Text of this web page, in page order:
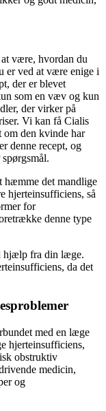
være, hvordan du
er ved at være enige i
der er blevet
som en væv og kun
der virker på
Vi kan få Cialis
om den kvinde har
denne recept, og
hæmme det mandlige
hjerteinsufficiens, så
for
denne type
hjælp fra din læge.
da det
med en læge
hjerteinsufficiens,
obstruktiv
medicin,
og